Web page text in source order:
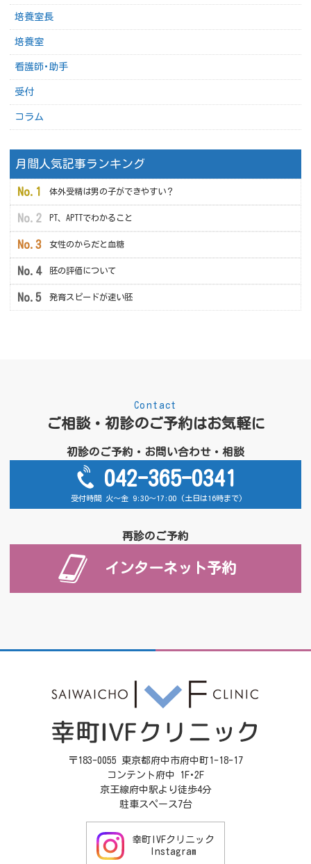
培養室長
培養室
看護師･助手
受付
コラム
月間人気記事ランキング
体外受精は男の子ができやすい？
PT、APTTでわかること
女性のからだと血糖
胚の評価について
発育スピードが速い胚
ご相談・初診のご予約はお気軽に
Contact
初診のご予約・お問い合わせ・相談
042-365-0341
受付時間 火～金 9:30～17:00 (土日は16時まで)
再診のご予約
インターネット予約
〒183-0055 東京都府中市府中町1-18-17
コンテント府中 1F･2F
京王線府中駅より徒歩4分
駐車スペース7台
幸町IVFクリニック
Instagram